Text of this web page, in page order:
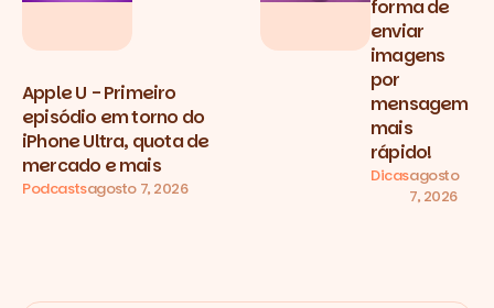
Apple U - Primeiro
episódio em torno do
iPhone Ultra, quota de
mercado e mais
Podcastsagosto 7, 2026
forma de
enviar
imagens
por
mensagem
mais
rápido!
Dicasagosto
7, 2026